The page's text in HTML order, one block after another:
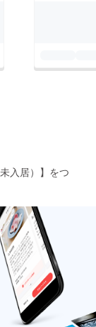
入居）】をつ